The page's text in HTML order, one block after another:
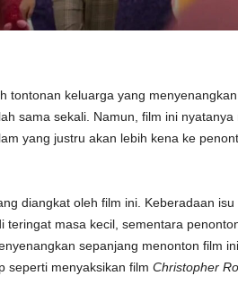
tontonan keluarga yang
sama sekali. Namun, film ini nyatanya
yang justru akan lebih kena ke
diangkat oleh film ini. Keberadaan
teringat masa kecil, sementara
sepanjang menonton film
seperti menyaksikan film Christopher